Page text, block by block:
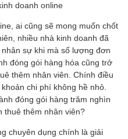
doanh online
ai cũng sẽ mong muốn chốt
nhiều nhà kinh doanh đã
sự khi mà số lượng đơn
đóng gói hàng hóa cũng trở
thêm nhân viên. Chính điều
chi phí không hề nhỏ.
đóng gói hàng trăm nghìn
thuê thêm nhân viên?
chuyên dụng chính là giải